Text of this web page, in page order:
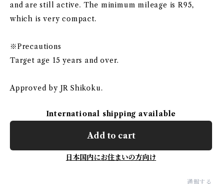
and are still active. The minimum mileage is R95,
which is very compact.
※Precautions
Target age 15 years and over.
Approved by JR Shikoku.
International shipping available
Add to cart
日本国内にお住まいの方向け
通報する